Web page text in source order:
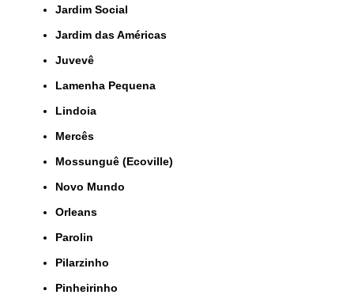
Jardim Social
Jardim das Américas
Juvevê
Lamenha Pequena
Lindoia
Mercês
Mossunguê (Ecoville)
Novo Mundo
Orleans
Parolin
Pilarzinho
Pinheirinho